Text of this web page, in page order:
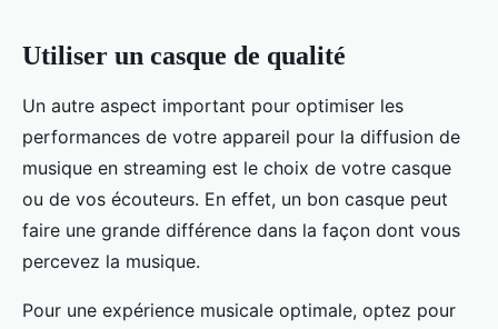
Utiliser un casque de qualité
Un autre aspect important pour optimiser les
performances de votre appareil pour la diffusion de
musique en streaming est le choix de votre casque
ou de vos écouteurs. En effet, un bon casque peut
faire une grande différence dans la façon dont vous
percevez la musique.
Pour une expérience musicale optimale, optez pour